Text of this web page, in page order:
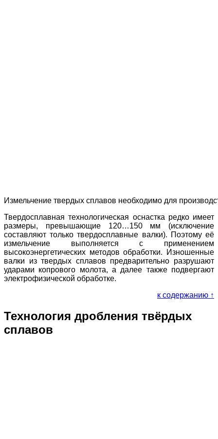
Измельчение твердых сплавов необходимо для
Твердосплавная технологическая оснастка редко имеет
размеры, превышающие 120…150 мм (исключение
составляют только твердосплавные валки). Поэтому её
измельчение выполняется с применением
высокоэнергетических методов обработки. Изношенные
валки из твердых сплавов предварительно разрушают
ударами копрового молота, а далее также подвергают
электрофизической обработке.
к содержанию ↑
Технология дробления твёрдых
сплавов